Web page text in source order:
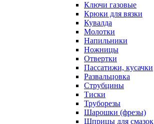
Ключи газовые
Крюки для вязки
Кувалда
Молотки
Напильники
Ножницы
Отвертки
Пассатижи, кусачки
Развальцовка
Струбцины
Тиски
Труборезы
Шарошки (фрезы)
Шприцы для смазок